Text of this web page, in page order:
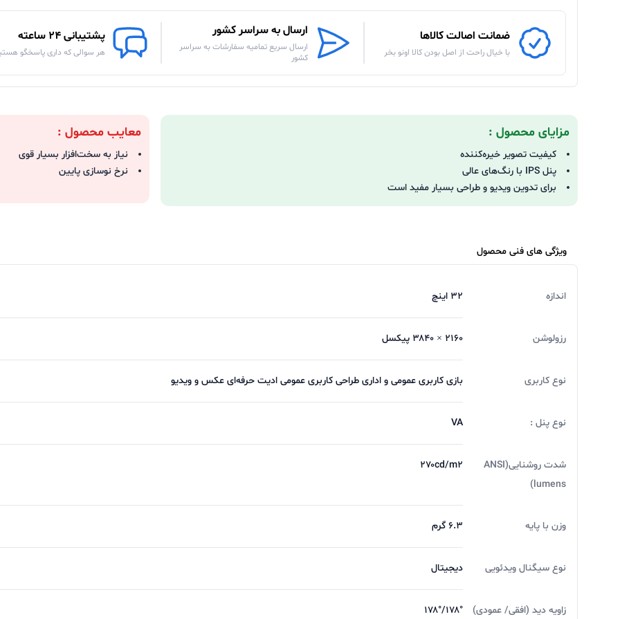
ضمانت اصالت کالاها
با خیال راحت از اصل بودن کالا اونو بخر
ارسال به سراسر کشور
ارسال سریع تمامیه سفارشات به سراسر
کشور
پشتیبانی 24 ساعته
هر سوالی که داری پاسخگو
مزایای محصول :
کیفیت تصویر خیره‌کننده
پنل IPS با رنگ‌های عالی
برای تدوین ویدیو و طراحی بسیار مفید است
معایب محصول :
نیاز به سخت‌افزار بسیار قوی
نرخ نوسازی پایین
ویژگی های فنی محصول
اندازه ۳۲ اینچ
رزولوشن ۲۱۶۰ × ۳۸۴۰ پیکسل
نوع کاربری بازی کاربری عمومی و اداری طراحی کاربری عمومی ادیت حرفه‌ای عکس و ویدیو
نوع پنل : VA
شدت روشنایی(ANSI
lumens)
۲۷۰cd/m۲
وزن با پایه ۶.۳ گرم
نوع سیگنال ویدئویی دیجیتال
زاویه دید (افقی/ عمودی) ۱۷۸°/۱۷۸°